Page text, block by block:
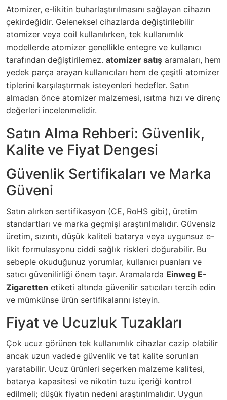
Atomizer, e-likitin buharlaştırılmasını sağlayan cihazın
çekirdeğidir. Geleneksel cihazlarda değiştirilebilir
atomizer veya coil kullanılırken, tek kullanımlık
modellerde atomizer genellikle entegre ve kullanıcı
tarafından değiştirilemez. atomizer satış aramaları, hem
yedek parça arayan kullanıcıları hem de çeşitli atomizer
tiplerini karşılaştırmak isteyenleri hedefler. Satın
almadan önce atomizer malzemesi, ısıtma hızı ve direnç
değerleri incelenmelidir.
Satın Alma Rehberi: Güvenlik,
Kalite ve Fiyat Dengesi
Güvenlik Sertifikaları ve Marka
Güveni
Satın alırken sertifikasyon (CE, RoHS gibi), üretim
standartları ve marka geçmişi araştırılmalıdır. Güvensiz
üretim, sızıntı, düşük kaliteli batarya veya uygunsuz e-
likit formulasyonu ciddi sağlık riskleri doğurabilir. Bu
sebeple okuduğunuz yorumlar, kullanıcı puanları ve
satıcı güvenilirliği önem taşır. Aramalarda Einweg E-
Zigaretten etiketi altında güvenilir satıcıları tercih edin
ve mümkünse ürün sertifikalarını isteyin.
Fiyat ve Ucuzluk Tuzakları
Çok ucuz görünen tek kullanımlık cihazlar cazip olabilir
ancak uzun vadede güvenlik ve tat kalite sorunları
yaratabilir. Ucuz ürünleri seçerken malzeme kalitesi,
batarya kapasitesi ve nikotin tuzu içeriği kontrol
edilmeli; düşük fiyatın nedeni araştırılmalıdır. Uygun